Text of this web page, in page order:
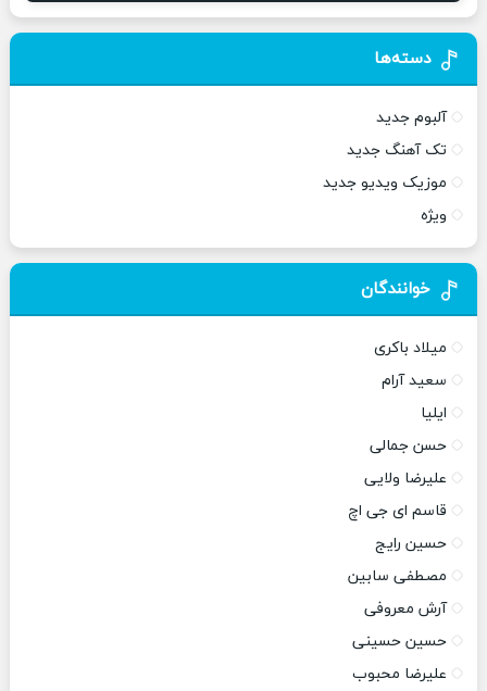
دسته‌ها
آلبوم جدید
تک آهنگ جدید
موزیک ویدیو جدید
ویژه
خوانندگان
میلاد باکری
سعید آرام
ایلیا
حسن جمالی
علیرضا ولایی
قاسم ای جی اچ
حسین رایج
مصطفی سابین
آرش معروفی
حسین حسینی
علیرضا محبوب